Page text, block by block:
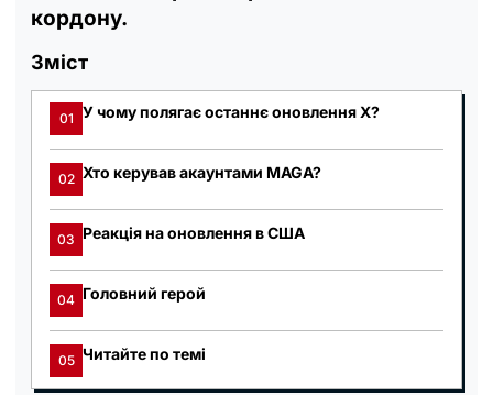
кордону.
Зміст
01 У чому полягає останнє оновлення X?
02 Хто керував акаунтами MAGA?
03 Реакція на оновлення в США
04 Головний герой
05 Читайте по темі